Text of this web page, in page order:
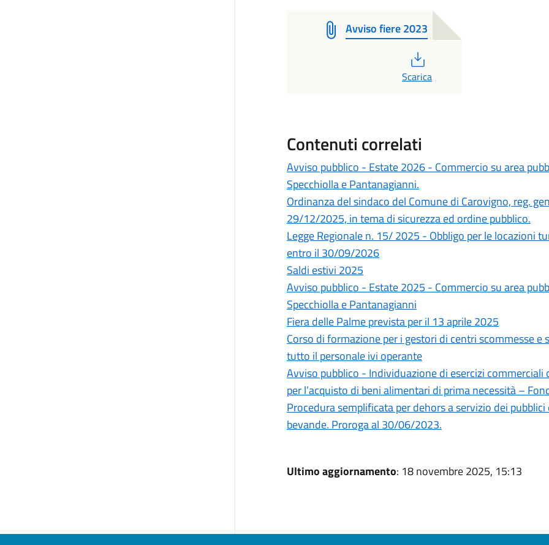
Avviso fiere 2023
Scarica
Contenuti correlati
Avviso pubblico - Estate 2026 - Commercio su area
Specchiolla e Pantanagianni.
Ordinanza del sindaco del Comune di Carovigno, reg.
29/12/2025, in tema di sicurezza ed ordine pubblico.
Legge Regionale n. 15/ 2025 - Obbligo per le locazioni
entro il 30/09/2026
Saldi estivi 2025
Avviso pubblico - Estate 2025 - Commercio su area
Specchiolla e Pantanagianni
Fiera delle Palme prevista per il 13 aprile 2025
Corso di formazione per i gestori di centri scommesse
tutto il personale ivi operante
Avviso pubblico - Individuazione di esercizi
per l’acquisto di beni alimentari di prima necessità –
Procedura semplificata per dehors a servizio dei
bevande. Proroga al 30/06/2023.
Ultimo aggiornamento: 18 novembre 2025, 15:13